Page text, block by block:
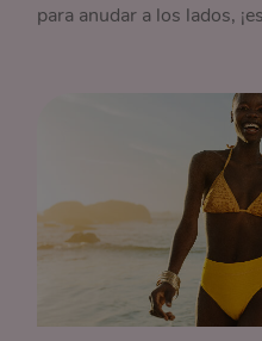
para anudar a los lados,